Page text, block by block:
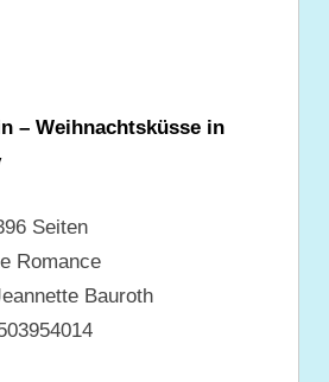
– Weihnachtsküsse in
Seiten
Romance
Bauroth